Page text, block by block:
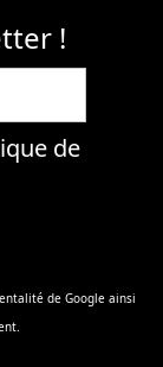
!
de
de Google ainsi